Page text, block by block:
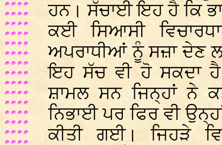
ਹਨ। ਸੱਚਾਈ ਇਹ ਹੈ ਕਿ
ਕਈ ਸਿਆਸੀ
ਅਪਰਾਧੀਆਂ ਨੂੰ ਸਜ਼ਾ ਦੇਣ
ਇਹ ਸੱਚ ਵੀ ਹੋ ਸਕਦਾ
ਸ਼ਾਮਲ ਸਨ ਜਿਨ੍ਹਾਂ ਨੇ
ਨਿਭਾਈ ਪਰ ਫਿਰ ਵੀ
ਕੀਤੀ ਗਈ। ਜਿਹੜੇ